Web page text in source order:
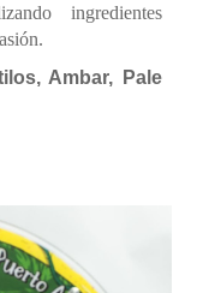
ingredientes
Ambar, Pale